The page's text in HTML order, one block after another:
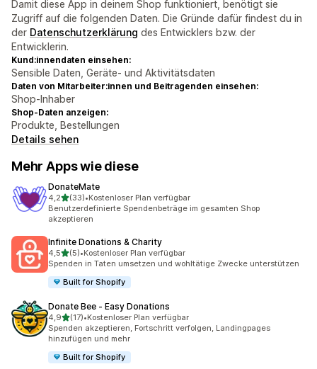
Damit diese App in deinem Shop funktioniert, benötigt sie
Zugriff auf die folgenden Daten. Die Gründe dafür findest du in
der Datenschutzerklärung des Entwicklers bzw. der
Entwicklerin.
Kund:innendaten einsehen:
Sensible Daten, Geräte- und Aktivitätsdaten
Daten von Mitarbeiter:innen und Beitragenden einsehen:
Shop-Inhaber
Shop-Daten anzeigen:
Produkte, Bestellungen
Details sehen
Mehr Apps wie diese
DonateMate
4,2von 5 Sternen
(33)
33 Rezensionen insgesamt
•Kostenloser Plan verfügbar
Benutzerdefinierte Spendenbeträge im gesamten Shop
akzeptieren
Infinite Donations & Charity
4,5von 5 Sternen
(5)
5 Rezensionen insgesamt
•Kostenloser Plan verfügbar
Spenden in Taten umsetzen und wohltätige Zwecke unterstützen
Built for Shopify
Donate Bee ‑ Easy Donations
4,9von 5 Sternen
(17)
17 Rezensionen insgesamt
•Kostenloser Plan verfügbar
Spenden akzeptieren, Fortschritt verfolgen, Landingpages
hinzufügen und mehr
Built for Shopify